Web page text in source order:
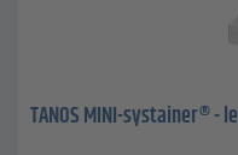
TANOS MINI-systainer® -